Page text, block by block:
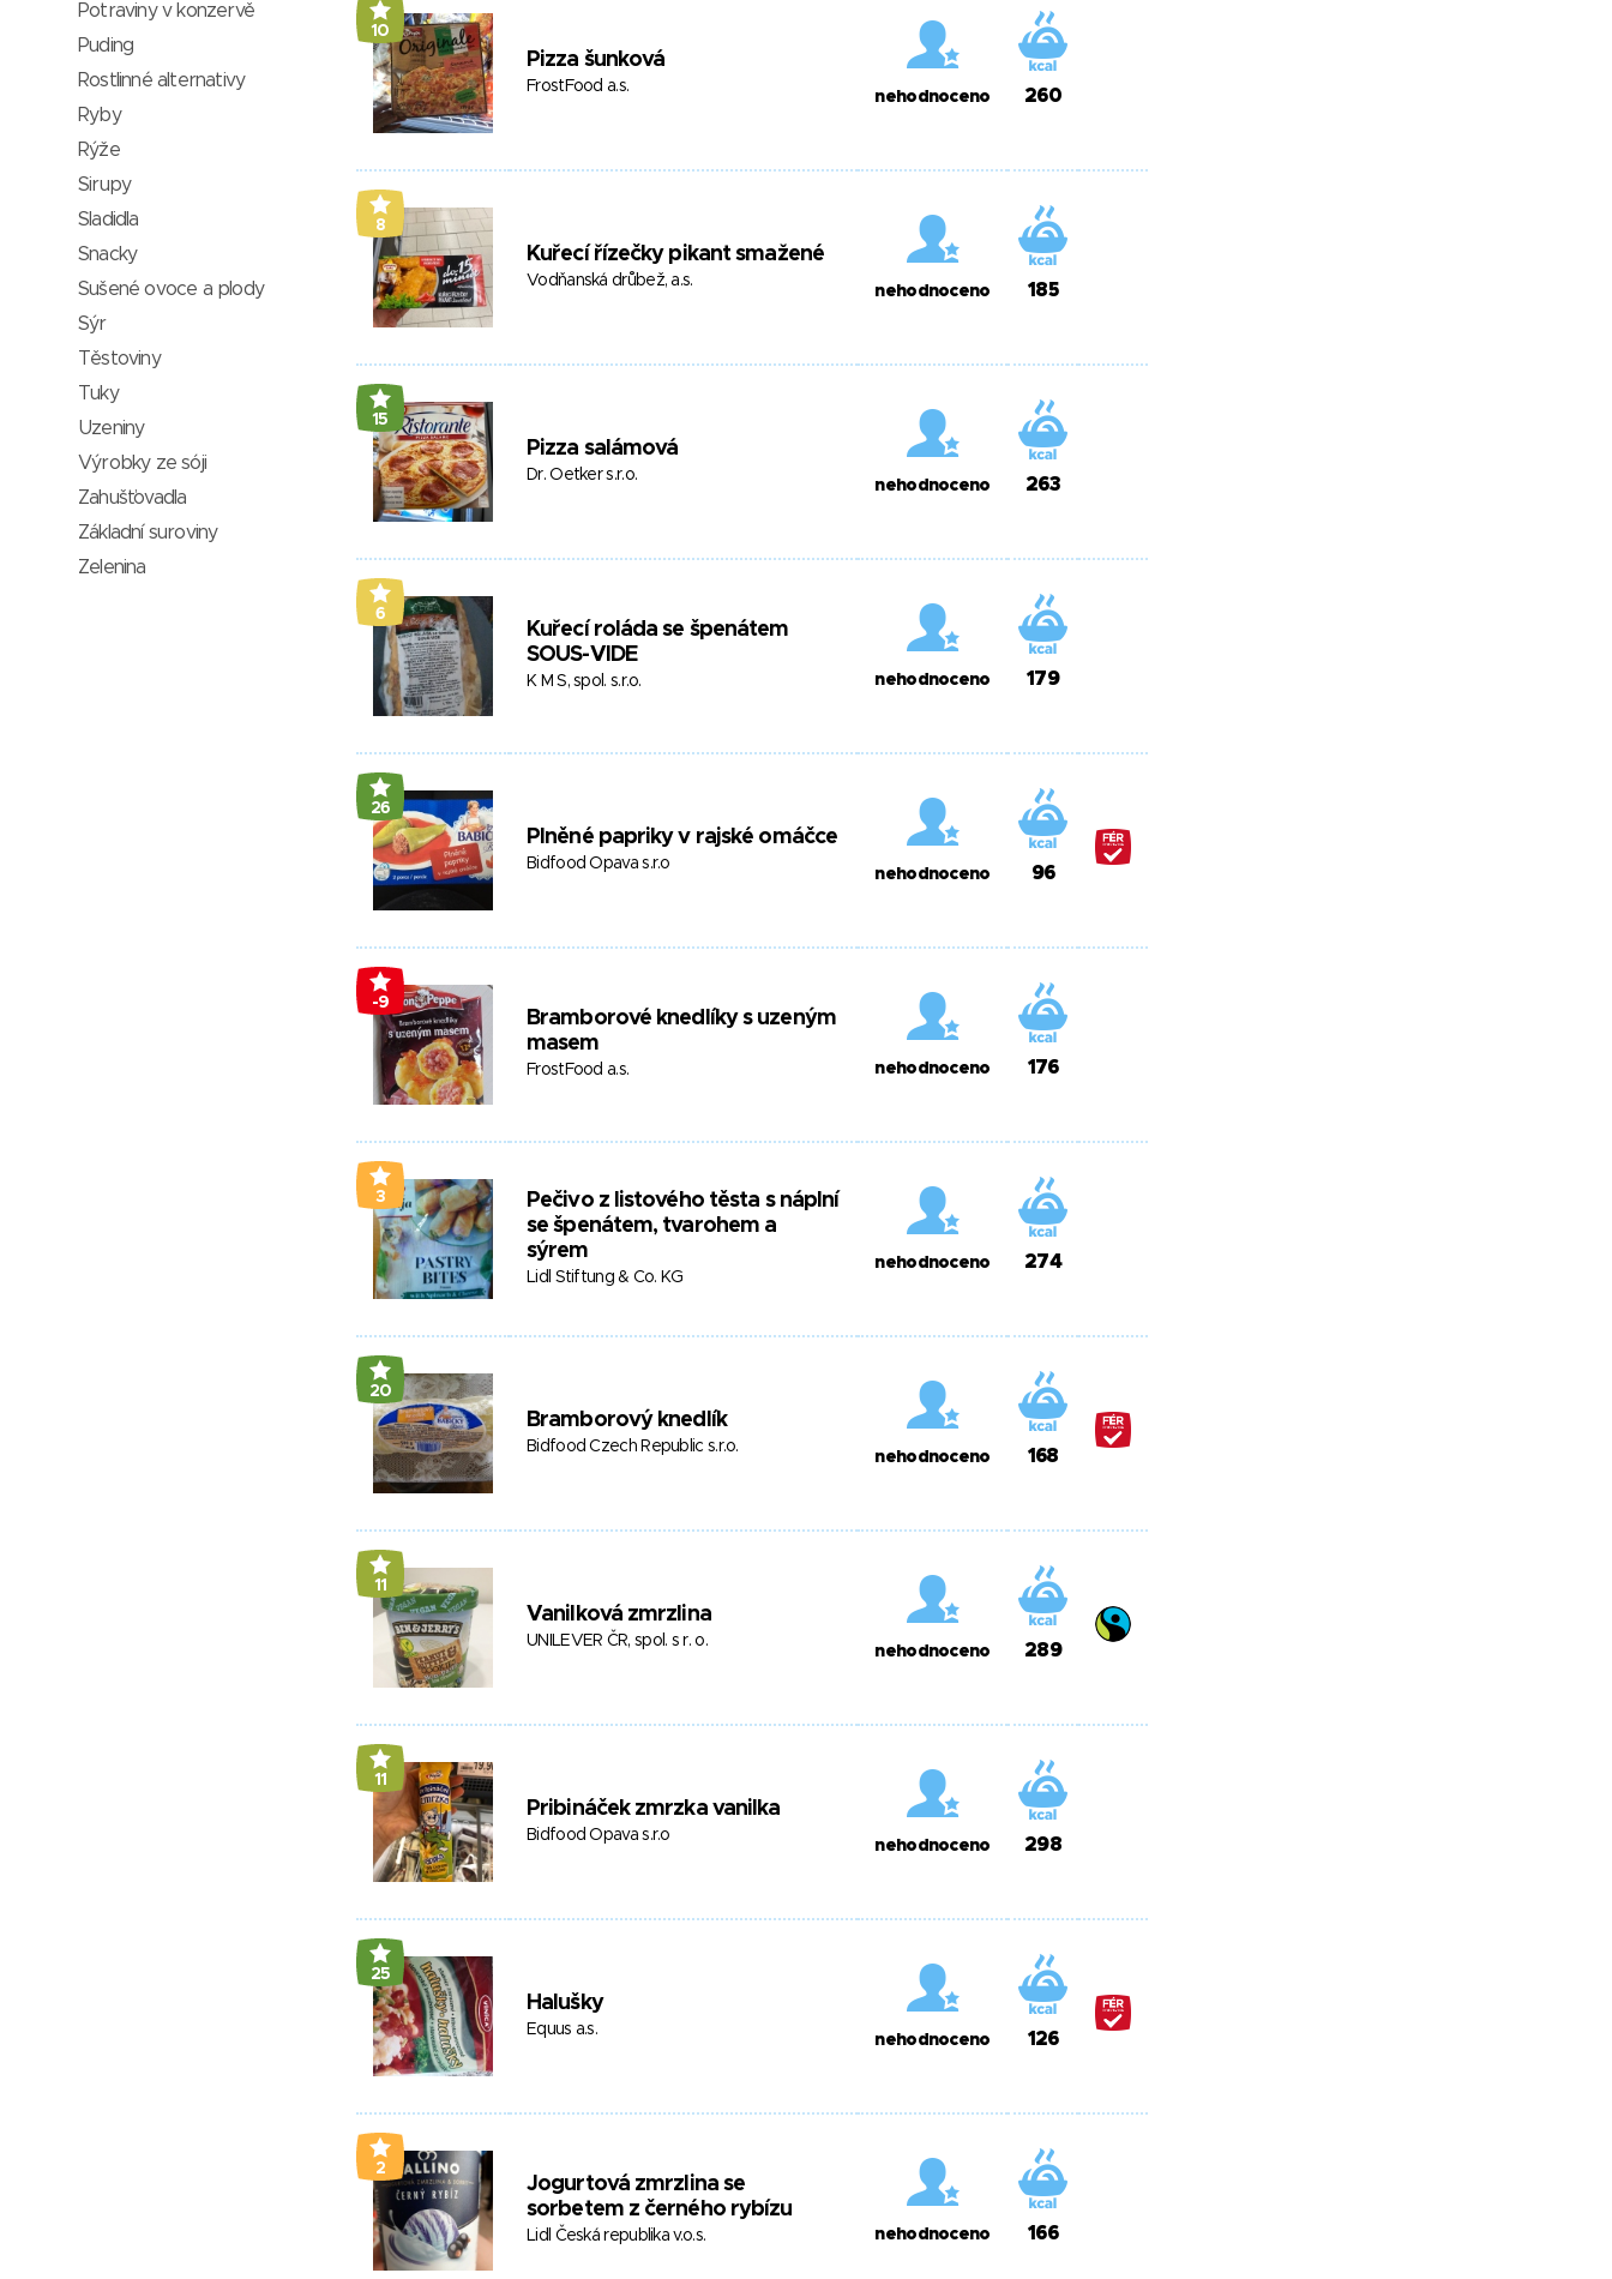
10
Pizza šunková
FrostFood a.s.
nehodnoceno 260
8
Kuřecí řízečky pikant smažené
Vodňanská drůbež, a.s.
nehodnoceno 185
15
Pizza salámová
Dr. Oetker s.r.o.
nehodnoceno 263
6
Kuřecí roláda se špenátem
SOUS-VIDE
K M S, spol. s.r.o. nehodnoceno 179
26
Plněné papriky v rajské omáčce
Bidfood Opava s.r.o
nehodnoceno 96
-9
Bramborové knedlíky s uzeným
masem
FrostFood a.s. nehodnoceno 176
3
Pečivo z listového těsta s náplní
se špenátem, tvarohem a
sýrem
Lidl Stiftung & Co. KG
nehodnoceno 274
20
Bramborový knedlík
Bidfood Czech Republic s.r.o.
nehodnoceno 168
11
Vanilková zmrzlina
UNILEVER ČR, spol. s r. o.
nehodnoceno 289
11
Pribináček zmrzka vanilka
Bidfood Opava s.r.o
nehodnoceno 298
25
Halušky
Equus a.s.
nehodnoceno 126
2
Jogurtová zmrzlina se
sorbetem z černého rybízu
Lidl Česká republika v.o.s. nehodnoceno 166
Potraviny v konzervě
Puding
Rostlinné alternativy
Ryby
Rýže
Sirupy
Sladidla
Snacky
Sušené ovoce a plody
Sýr
Těstoviny
Tuky
Uzeniny
Výrobky ze sóji
Zahušťovadla
Základní suroviny
Zelenina